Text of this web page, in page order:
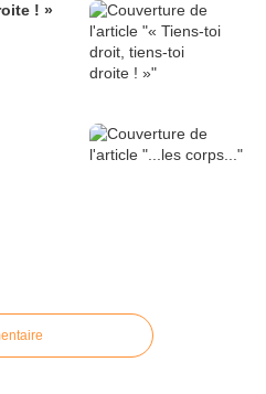
! »